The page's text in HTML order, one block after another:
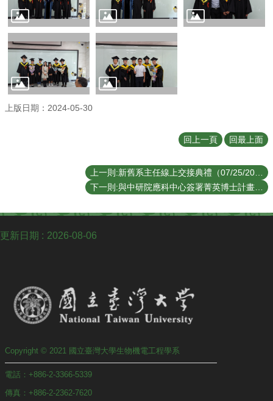
生
機
剪
影
交
換
生
系
專
資
訊
上版日期：2024-05-30
回上一頁 回最上面
上一則:新舊系主任線上交接典禮（07/25/2024）
下一則:與中研院應科中心簽署菁英博士計畫合約（04/10/2024）
更新日期 2026-08-06
Copyright © 2021 國立臺灣大學生物機電工程學系
電話：+886-2-3366-5339
傳真：+886-2-2362-7620